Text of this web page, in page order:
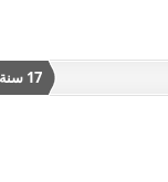
17 سنة